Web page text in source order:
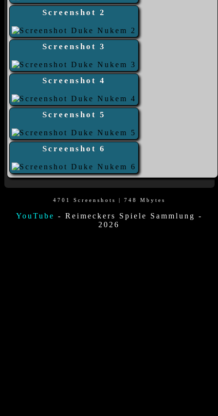
Screenshot 2
Screenshot 3
Screenshot 4
Screenshot 5
Screenshot 6
4701 Screenshots | 748 Mbytes
YouTube - Reimeckers Spiele Sammlung -
2026